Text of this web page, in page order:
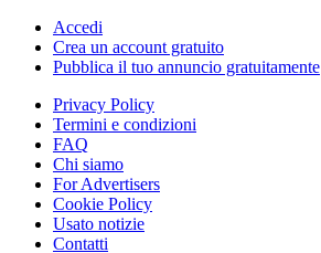
Accedi
Crea un account gratuito
Pubblica il tuo annuncio gratuitamente
Privacy Policy
Termini e condizioni
FAQ
Chi siamo
For Advertisers
Cookie Policy
Usato notizie
Contatti